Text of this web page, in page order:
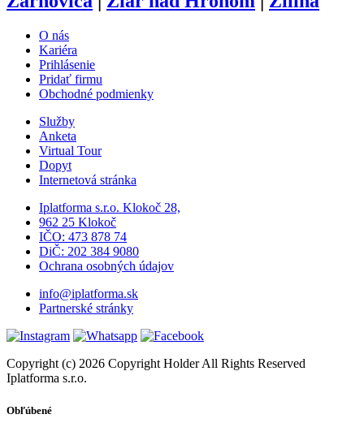
O nás
Kariéra
Prihlásenie
Pridať firmu
Obchodné podmienky
Služby
Anketa
Virtual Tour
Dopyt
Internetová stránka
Iplatforma s.r.o. Klokoč 28,
962 25 Klokoč
IČO: 473 878 74
DiČ: 202 384 9080
Ochrana osobných údajov
info@iplatforma.sk
Partnerské stránky
Copyright (c) 2026 Copyright Holder All Rights Reserved
Iplatforma s.r.o.
Obľúbené